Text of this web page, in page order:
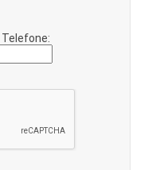
Telefone: